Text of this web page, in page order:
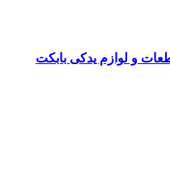
و لوازم یدکی بابکت